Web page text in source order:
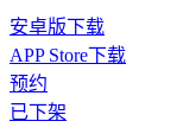
安卓版下载
APP Store下载
预约
已下架